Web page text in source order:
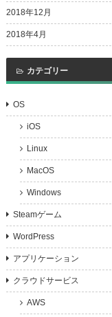
2018年12月
2018年4月
カテゴリー
OS
iOS
Linux
MacOS
Windows
Steamゲーム
WordPress
アプリケーション
クラウドサービス
AWS